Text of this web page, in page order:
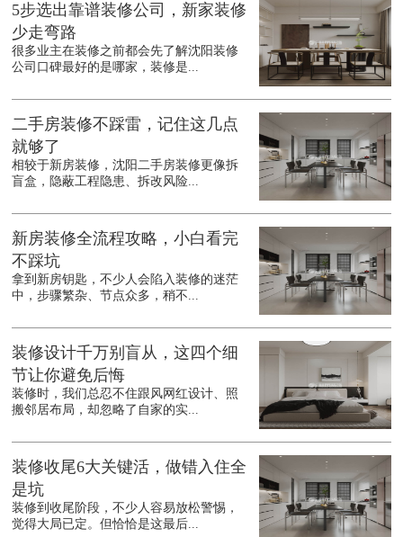
5步选出靠谱装修公司，新家装修
少走弯路
很多业主在装修之前都会先了解沈阳装修
公司口碑最好的是哪家，装修是...
二手房装修不踩雷，记住这几点
就够了
相较于新房装修，沈阳二手房装修更像拆
盲盒，隐蔽工程隐患、拆改风险...
新房装修全流程攻略，小白看完
不踩坑
拿到新房钥匙，不少人会陷入装修的迷茫
中，步骤繁杂、节点众多，稍不...
装修设计千万别盲从，这四个细
节让你避免后悔
装修时，我们总忍不住跟风网红设计、照
搬邻居布局，却忽略了自家的实...
装修收尾6大关键活，做错入住全
是坑
装修到收尾阶段，不少人容易放松警惕，
觉得大局已定。但恰恰是这最后...